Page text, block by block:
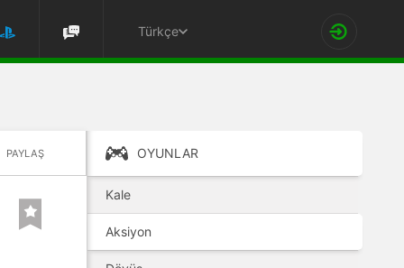
Türkçe
PAYLAŞ OYUNLAR
Kale
Aksiyon